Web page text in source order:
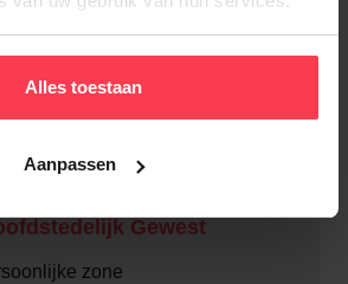
Alles toestaan
Aanpassen
zone
app voor klanten
Gewest
zone